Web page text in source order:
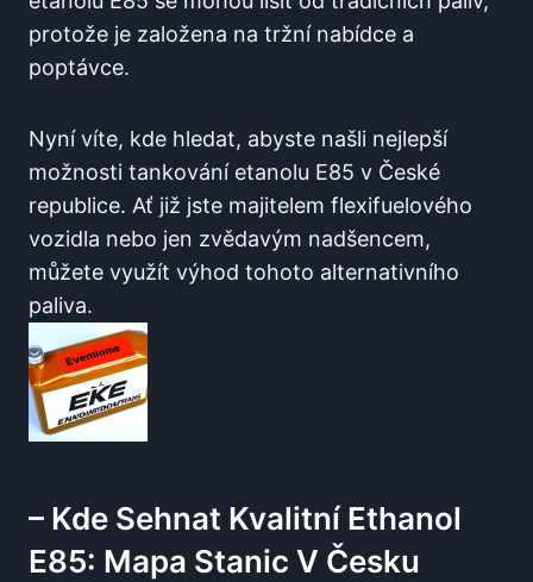
protože je založena na tržní nabídce a
poptávce.
Nyní víte, kde ⁢hledat, abyste našli ⁣nejlepší​
možnosti​ tankování etanolu‌ E85 v České
republice.‌ Ať již jste ⁢majitelem flexifuelového
vozidla nebo jen zvědavým nadšencem,
můžete využít výhod tohoto alternativního
paliva.
– Kde Sehnat Kvalitní‌ Ethanol
E85:⁣ Mapa⁢ Stanic V Česku